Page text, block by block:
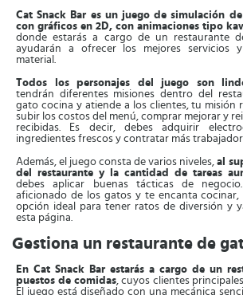
Cat Snack Bar es un juego de simulación
con gráficos en 2D, con animaciones tipo
donde estarás a cargo de un restaurante
ayudarán a ofrecer los mejores servicios
material.
Todos los personajes del juego son
tendrán diferentes misiones dentro del
gato cocina y atiende a los clientes, tu misión
subir los costos del menú, comprar mejorar y
recibidas. Es decir, debes adquirir
ingredientes frescos y contratar más
Además, el juego consta de varios niveles, al
del restaurante y la cantidad de tareas
debes aplicar buenas tácticas de
aficionado de los gatos y te encanta cocinar,
opción ideal para tener ratos de diversión y
esta página.
Gestiona un restaurante de
En Cat Snack Bar estarás a cargo de un
puestos de comidas, cuyos clientes
El juego está diseñado con una mecánica